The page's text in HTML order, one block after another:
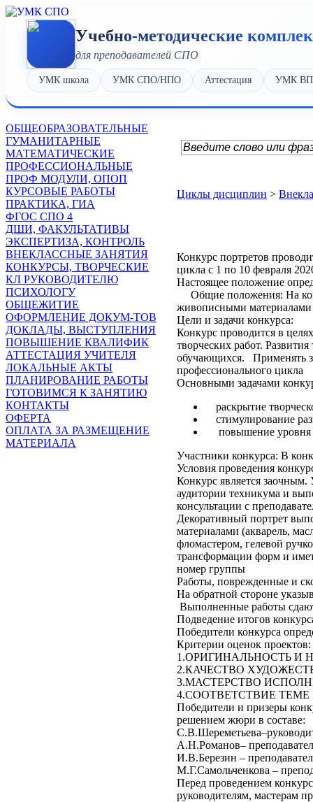
Учебно-методические
для преподавателей СПО
УМК школа УМК СПО/НПО Аттестация УМК
OБЩЕОБРАЗОВАТЕЛЬНЫЕ
ГУМАНИТАРНЫЕ
МАТЕМАТИЧЕСКИЕ
ПРОФЕССИОНАЛЬНЫЕ
ПРОФ МОДУЛИ, ОПОП
КУРСОВЫЕ РАБОТЫ
ПРАКТИКА, ГИА
ФГОС СПО 4
ДШИ, ФАКУЛЬТАТИВЫ
ЭКСПЕРТИЗА, КОНТРОЛЬ
ВНЕКЛАССНЫЕ ЗАНЯТИЯ
КОНКУРСЫ, ТВОРЧЕСКИЕ
КЛ РУКОВОДИТЕЛЮ
ПСИХОЛОГУ
ОБЩЕЖИТИЕ
ОФОРМЛЕНИЕ ДОКУМ-ТОВ
ДОКЛАДЫ, ВЫСТУПЛЕНИЯ
ПОВЫШЕНИЕ КВАЛИФИК
АТТЕСТАЦИЯ УЧИТЕЛЯ
ЛОКАЛЬНЫЕ АКТЫ
ПЛАНИРОВАНИЕ РАБОТЫ
ГОТОВИМСЯ К ЗАНЯТИЮ
КОНТАКТЫ
ОФЕРТА
ОПЛАТА ЗА РАЗМЕЩЕНИЕ
МАТЕРИАЛА
Циклы дисциплин >
Конкурс портретов
цикла с 1 по 10 февраля
Настоящее положение
Общие положения: На
живописными материалами
Цели и задачи конкурса:
Конкурс проводится в
творческих работ.
обучающихся. Применять
профессионального цикла
Основными задачами
раскрытие
стимулирование
повышение уровня
Участники конкурса: В
Условия проведения
Конкурс является заочным.
аудитории техникума и
консультации с
Декоративный портрет
материалами (акварель,
фломастером, гелевой
трансформации форм и
номер группы
Работы, поврежденные и
На обратной стороне
Выполненные работы
Подведение итогов
Победители конкурса
Критерии оценок проектов:
1.ОРИГИНАЛЬНОСТЬ И
2.КАЧЕСТВО
3.МАСТЕРСТВО
4.СООТВЕТСТВИЕ ТЕМЕ
Победители и призеры
решением жюри в составе:
А.Н.Романов–
И.В.Березин –
М.Г.Самольченкова –
Перед проведением
руководителям, мастерам